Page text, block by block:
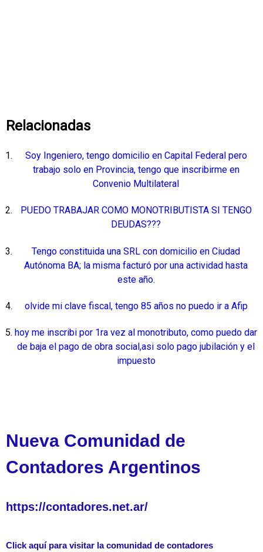
Relacionadas
Soy Ingeniero, tengo domicilio en Capital Federal pero
trabajo solo en Provincia, tengo que inscribirme en
Convenio Multilateral
PUEDO TRABAJAR COMO MONOTRIBUTISTA SI TENGO
DEUDAS???
Tengo constituida una SRL con domicilio en Ciudad
Autónoma BA; la misma facturó por una actividad hasta
este año.
olvide mi clave fiscal, tengo 85 años no puedo ir a Afip
hoy me inscribi por 1ra vez al monotributo, como puedo dar
de baja el pago de obra social,asi solo pago jubilación y el
impuesto
Nueva Comunidad de
Contadores Argentinos
https://contadores.net.ar/
Click aquí para visitar la comunidad de contadores